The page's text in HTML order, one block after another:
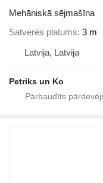
Mehāniskā sējmašīna
Satveres platums 3 m
Latvija, Latvija
Petriks un Ko